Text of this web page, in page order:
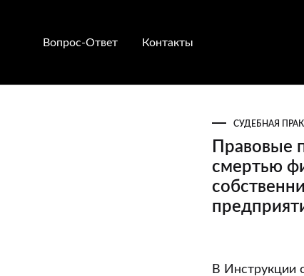
Вопрос-Ответ Контакты
СУДЕБНАЯ
Правовые
смертью
Правовые
В Инструкции